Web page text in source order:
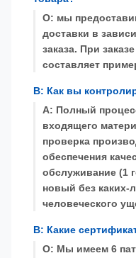
О: мы
доставки в
заказа. При
составляет
В: Как вы
A: Полный
входящего
проверка
обеспечения
обслуживание (1
новый без каких-
человеческого
В: Какие
О: Мы имеем 6